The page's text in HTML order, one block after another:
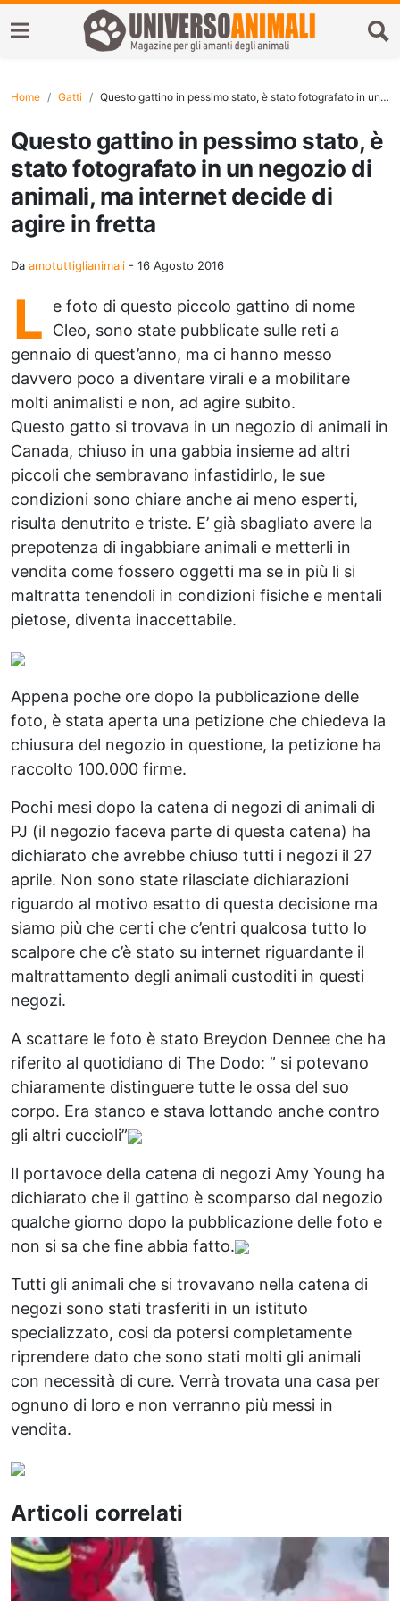
Home Gatti Questo gattino in pessimo stato, è stato fotografato in un negozio di animali, ma internet decide di agire in fretta
Questo gattino in pessimo stato, è
stato fotografato in un negozio di
animali, ma internet decide di
agire in fretta
Da amotuttiglianimali - 16 Agosto 2016
L
e foto di questo piccolo gattino di nome
Cleo, sono state pubblicate sulle reti a
gennaio di quest’anno, ma ci hanno messo
davvero poco a diventare virali e a mobilitare
molti animalisti e non, ad agire subito.
Questo gatto si trovava in un negozio di animali in
Canada, chiuso in una gabbia insieme ad altri
piccoli che sembravano infastidirlo, le sue
condizioni sono chiare anche ai meno esperti,
risulta denutrito e triste. E’ già sbagliato avere la
prepotenza di ingabbiare animali e metterli in
vendita come fossero oggetti ma se in più li si
maltratta tenendoli in condizioni fisiche e mentali
pietose, diventa inaccettabile.
Appena poche ore dopo la pubblicazione delle
foto, è stata aperta una petizione che chiedeva la
chiusura del negozio in questione, la petizione ha
raccolto 100.000 firme.
Pochi mesi dopo la catena di negozi di animali di
PJ (il negozio faceva parte di questa catena) ha
dichiarato che avrebbe chiuso tutti i negozi il 27
aprile. Non sono state rilasciate dichiarazioni
riguardo al motivo esatto di questa decisione ma
siamo più che certi che c’entri qualcosa tutto lo
scalpore che c’è stato su internet riguardante il
maltrattamento degli animali custoditi in questi
negozi.
A scattare le foto è stato Breydon Dennee che ha
riferito al quotidiano di The Dodo: ” si potevano
chiaramente distinguere tutte le ossa del suo
corpo. Era stanco e stava lottando anche contro
gli altri cuccioli”
Il portavoce della catena di negozi Amy Young ha
dichiarato che il gattino è scomparso dal negozio
qualche giorno dopo la pubblicazione delle foto e
non si sa che fine abbia fatto.
Tutti gli animali che si trovavano nella catena di
negozi sono stati trasferiti in un istituto
specializzato, cosi da potersi completamente
riprendere dato che sono stati molti gli animali
con necessità di cure. Verrà trovata una casa per
ognuno di loro e non verranno più messi in
vendita.
Articoli correlati